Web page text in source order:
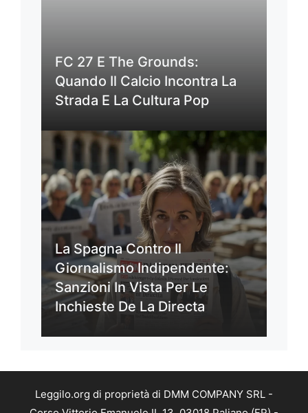
FC 27 E The Grounds:
Quando Il Calcio Incontra La
Strada E La Cultura Pop
La Spagna Contro Il
Giornalismo Indipendente:
Sanzioni In Vista Per Le
Inchieste De La Directa
Leggilo.org di proprietà di DMM COMPANY SRL -